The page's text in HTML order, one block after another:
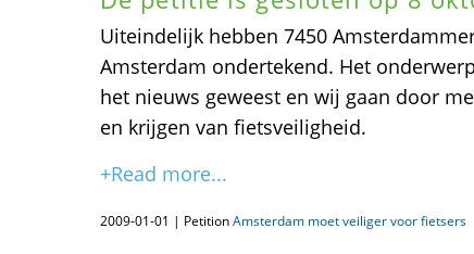
Uiteindelijk hebben 7450
Amsterdam ondertekend. Het
het nieuws geweest en wij gaan door
en krijgen van fietsveiligheid.
+Read more...
2009-01-01 | PetitionAmsterdam moet veiliger voor fietsers